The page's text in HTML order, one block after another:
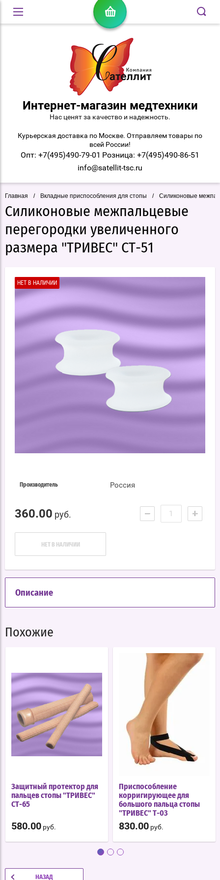
Интернет-магазин медтехники
Нас ценят за качество и надежность.
Курьерская доставка по Москве. Отправляем товары по
всей России!
Опт: +7(495)490-79-01 Розница: +7(495)490-86-51
info@satellit-tsc.ru
Главная / Вкладные приспособления для стопы / Силиконовые
Силиконовые межпальцевые
перегородки увеличенного
размера "ТРИВЕС" СТ-51
Производитель Россия
360.00 руб. − +
НЕТ В НАЛИЧИИ
НЕТ В НАЛИЧИИ
Описание
Похожие
Защитный протектор для
пальцев стопы "ТРИВЕС"
СТ-65
580.00 руб.
Приспособление
корригирующее для
большого пальца стопы
"ТРИВЕС" Т-03
830.00 руб.
НАЗАД